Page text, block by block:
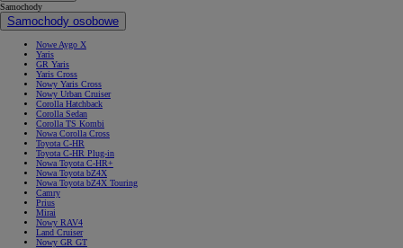
Samochody
Samochody osobowe
Nowe Aygo X
Yaris
GR Yaris
Yaris Cross
Nowy Yaris Cross
Nowy Urban Cruiser
Corolla Hatchback
Corolla Sedan
Corolla TS Kombi
Nowa Corolla Cross
Toyota C-HR
Toyota C-HR Plug-in
Nowa Toyota C-HR+
Nowa Toyota bZ4X
Nowa Toyota bZ4X Touring
Camry
Prius
Mirai
Nowy RAV4
Land Cruiser
Nowy GR GT